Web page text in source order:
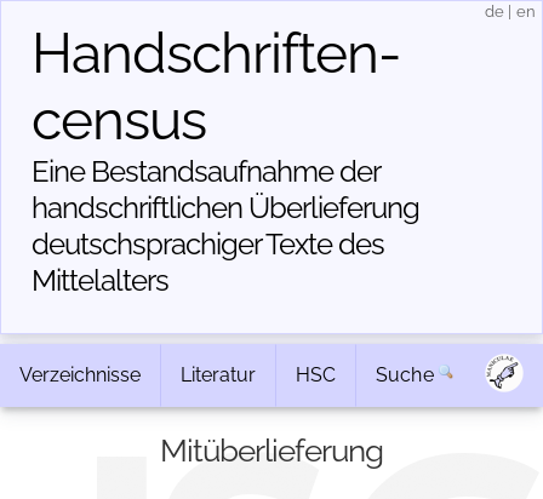
Handschriften­
census
Eine Bestandsaufnahme der
handschriftlichen Über­lieferung
deutschsprachiger Texte des
Mittelalters
de en
Verzeichnisse Literatur HSC Suche
Mitüberlieferung